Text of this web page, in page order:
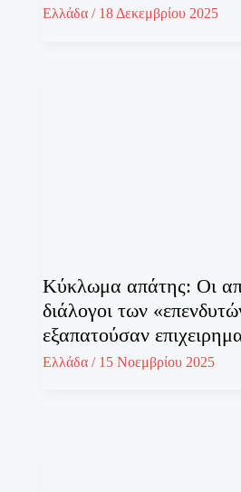
Ελλάδα / 18 Δεκεμβρίου 2025
Κύκλωμα απάτης: Οι
διάλογοι των
εξαπατούσαν
Ελλάδα / 15 Νοεμβρίου 2025